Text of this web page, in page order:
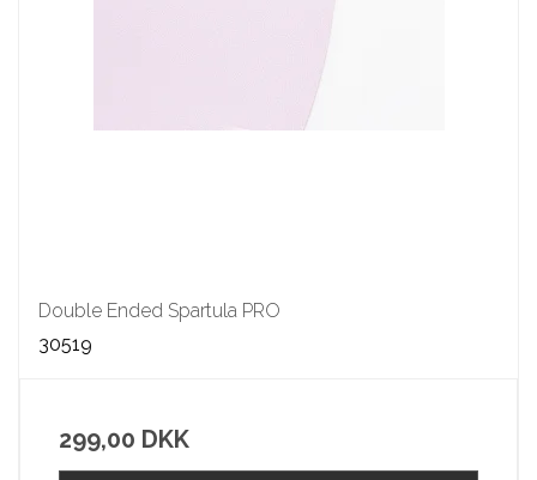
Double Ended Spartula PRO
30519
299,00 DKK